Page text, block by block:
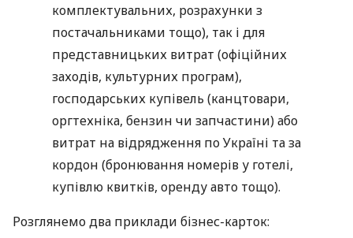
комплектувальних, розрахунки з
постачальниками тощо), так і для
представницьких витрат (офіційних
заходів, культурних програм),
господарських купівель (канцтовари,
оргтехніка, бензин чи запчастини) або
витрат на відрядження по Україні та за
кордон (бронювання номерів у готелі,
купівлю квитків, оренду авто тощо).
Розглянемо два приклади бізнес-карток: